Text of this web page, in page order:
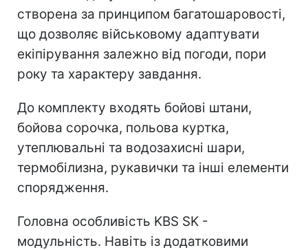
створена за принципом багатошаровості,
що дозволяє військовому адаптувати
екіпірування залежно від погоди, пори
року та характеру завдання.
До комплекту входять бойові штани,
бойова сорочка, польова куртка,
утеплювальні та водозахисні шари,
термобілизна, рукавички та інші елементи
спорядження.
Головна особливість KBS SK -
модульність. Навіть із додатковими